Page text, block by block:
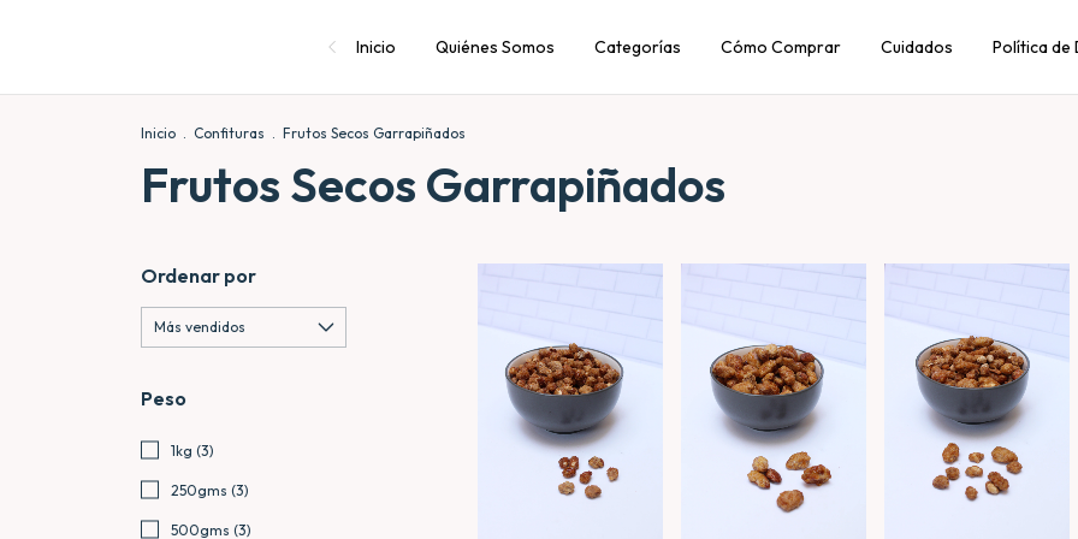
Inicio Quiénes Somos Categorías Cómo Comprar Cuidados Política de
Inicio . Confituras . Frutos Secos Garrapiñados
Frutos Secos Garrapiñados
Ordenar por
Peso
1kg (3)
250gms (3)
500gms (3)